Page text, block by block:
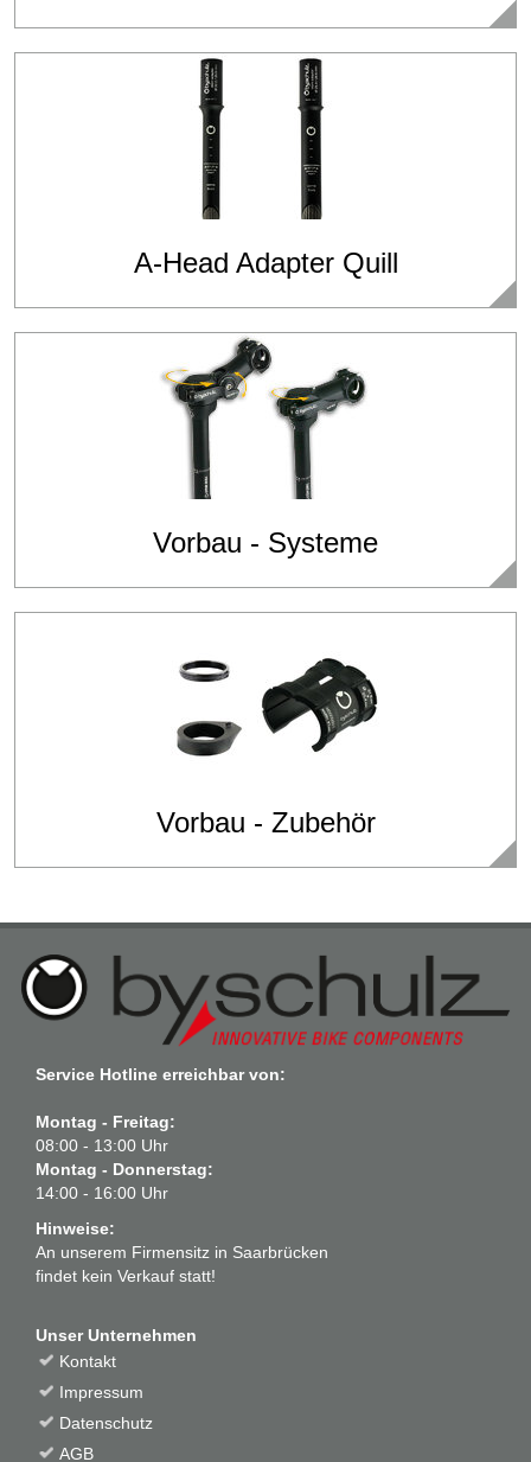
A-Head Adapter Quill
Vorbau - Systeme
Vorbau - Zubehör
Service Hotline erreichbar von:
Montag - Freitag:
08:00 - 13:00 Uhr
Montag - Donnerstag:
14:00 - 16:00 Uhr
Hinweise:
An unserem Firmensitz in Saarbrücken
findet kein Verkauf statt!
Unser Unternehmen
Kontakt
Impressum
Datenschutz
AGB